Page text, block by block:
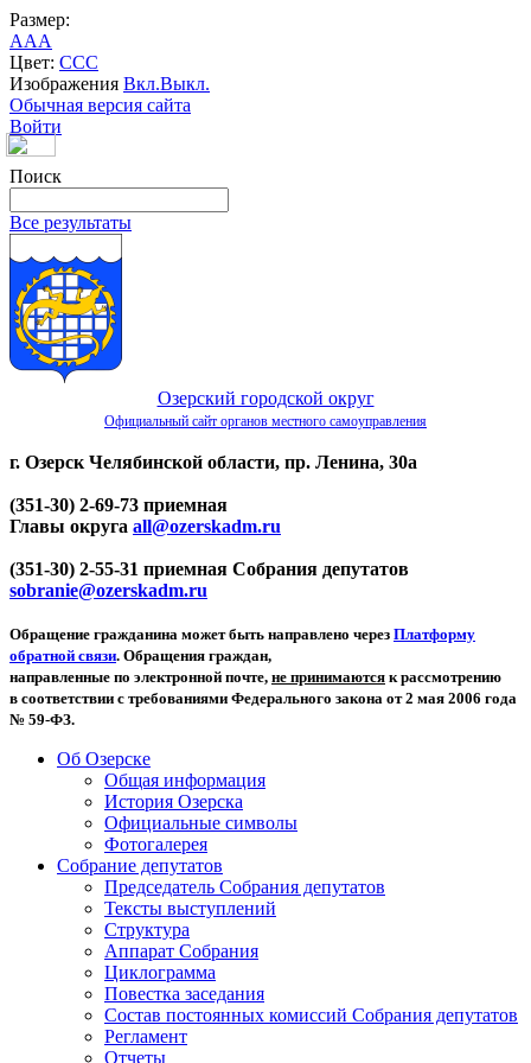
Размер:
AAA
Цвет: CCC
Изображения Вкл.Выкл.
Обычная версия сайта
Войти
Поиск
Все результаты
Озерский городской округ
Официальный сайт органов местного самоуправления
г. Озерск Челябинской области, пр. Ленина, 30а
(351-30) 2-69-73 приемная
Главы округа all@ozerskadm.ru
(351-30) 2-55-31 приемная Собрания депутатов
sobranie@ozerskadm.ru
Обращение гражданина может быть направлено через Платформу
обратной связи. Обращения граждан,
направленные по электронной почте, не принимаются к рассмотрению
в соответствии с требованиями Федерального закона от 2 мая 2006 года
№ 59-ФЗ.
Об Озерске
Общая информация
История Озерска
Официальные символы
Фотогалерея
Собрание депутатов
Председатель Собрания депутатов
Тексты выступлений
Структура
Аппарат Собрания
Циклограмма
Повестка заседания
Состав постоянных комиссий Собрания депутатов
Регламент
Отчеты